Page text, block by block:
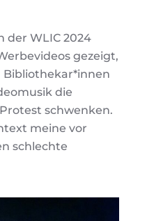
der WLIC 2024
gezeigt,
Bibliothekar*innen
die
schwenken.
meine vor
schlechte